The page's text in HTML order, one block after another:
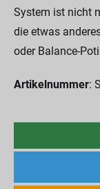
System ist nicht
die etwas
oder Balance-
Artikelnummer: